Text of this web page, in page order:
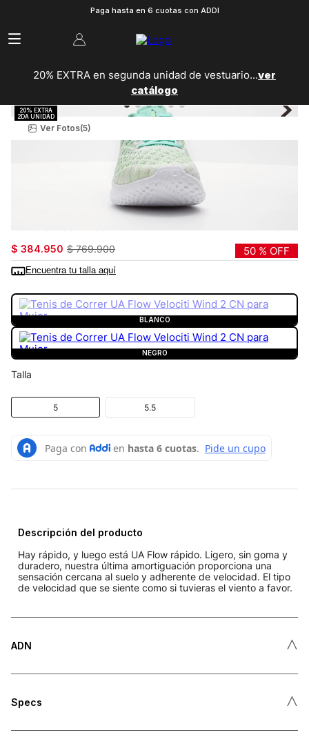
Paga hasta en 6 cuotas con ADDI
20% EXTRA en segunda unidad de vestuario...ver
catálogo
Ver Fotos(5)
Running
Tenis de Correr UA Flow Velociti Wind 2 CN para
$ 384.950 $ 769.900 50 % OFF
Encuentra tu talla aquí
BLANCO
NEGRO
Talla
5 5.5
Descripción del producto
Hay rápido, y luego está UA Flow rápido. Ligero, sin goma y
duradero, nuestra última amortiguación proporciona una
sensación cercana al suelo y adherente de velocidad. El tipo
de velocidad que se siente como si tuvieras el viento a favor.
ADN ˄
Specs ˄